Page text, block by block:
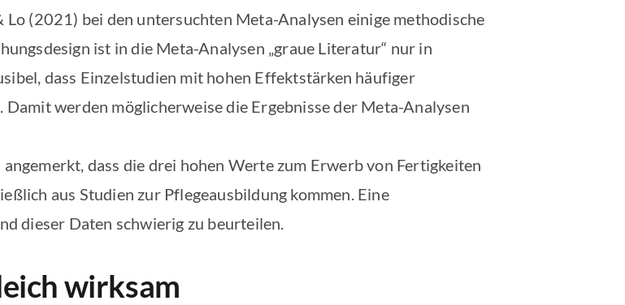
Lo (2021) bei den untersuchten Meta-Analysen einige methodische
ist in die Meta-Analysen „graue Literatur“ nur in
dass Einzelstudien mit hohen Effektstärken häufiger
werden möglicherweise die Ergebnisse der Meta-Analysen
dass die drei hohen Werte zum Erwerb von Fertigkeiten
aus Studien zur Pflegeausbildung kommen. Eine
dieser Daten schwierig zu beurteilen.
wirksam